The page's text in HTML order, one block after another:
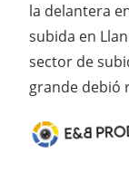
la delantera
subida en
sector de
grande debió